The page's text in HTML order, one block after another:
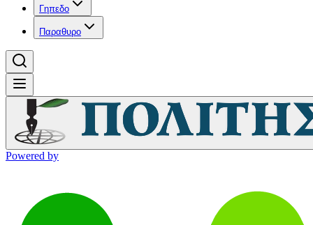
Γηπεδο
Παραθυρο
Powered by